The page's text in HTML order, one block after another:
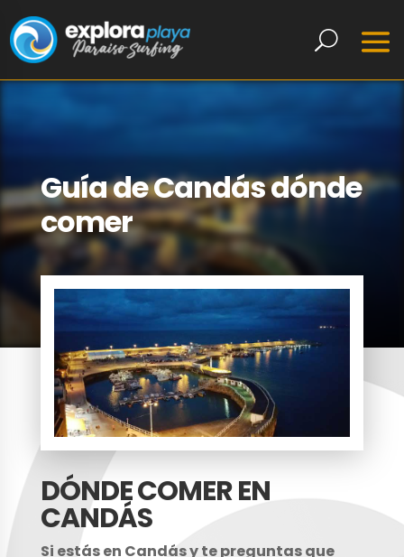
Guía de Candás dónde
comer
DÓNDE COMER EN
CANDÁS
Si estás en Candás y te preguntas que